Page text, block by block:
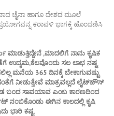
ಚೈನಾ ಹಾಗೂ ದೇಶದ ಮೂಲೆ
ಕರಾವಳಿ ಭಾಗಕ್ಕೆ ಹೊಂದಣಿಸಿ
,ಮಾದಲಿಗೆ ನಾನು ಕೃಷಿಕ
ಉದ್ಯಮ,ಕೆಲವೊಂದು ಸಲ ಲಾಭ ನಷ್ಟ
ಮನೆಯ 365 ದಿನಕ್ಕೆ ಬೇಕಾಗುವಷ್ಟು
ನೀಡುತ್ತೇವೆ ಮಾತ್ರವಲ್ಲದೆ ಲೈಟ್‍ಹೌಸ್
ಬಂದ ಸಾವಯಾವ ಎಂಬ ಕಾರಣದಿಂದ
ನಂಬಿಕೊಂಡು ಈಗಿನ ಕಾಲದಲ್ಲಿ ಕೃಷಿ
ಭಾರಿ ಕಷ್ಟ.